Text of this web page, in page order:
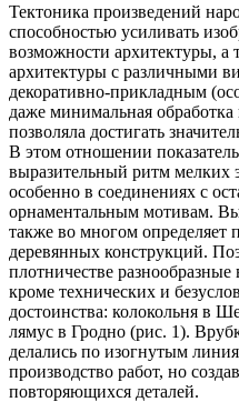
Тектоника произведений
способностью усиливать
возможности архитектуры, а
архитектуры с различными
декоративно-прикладным
даже минимальная
позволяла достигать
В этом отношении
выразительный ритм мелких
особенно в соединениях с
орнаментальным мотивам.
также во многом определяет
деревянных конструкций.
плотничестве
кроме технических и
достоинства: колокольня в
лямус в Гродно (рис. 1).
делались по изогнутым
производство работ, но
повторяющихся деталей.